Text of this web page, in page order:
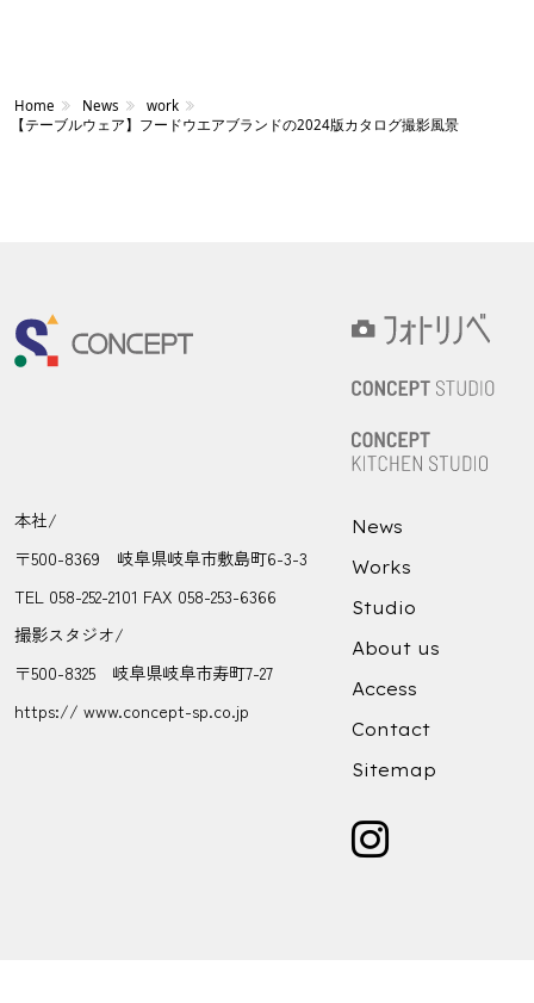
Home News
work
【テーブルウェア】フードウエアブランドの2024版カタログ撮影風景
本社/
〒500-8369 岐阜県岐阜市敷島町6-3-3
TEL 058-252-2101 FAX 058-253-6366
撮影スタジオ/
〒500-8325 岐阜県岐阜市寿町7-27
https:// www.concept-sp.co.jp
News
Works
Studio
About us
Access
Contact
Sitemap